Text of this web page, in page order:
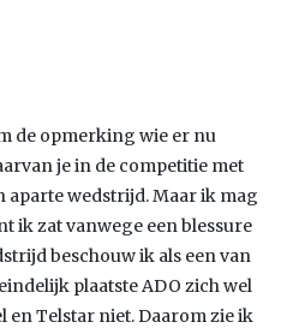
de opmerking wie er nu
je in de competitie met
aparte wedstrijd. Maar ik mag
ik zat vanwege een blessure
beschouw ik als een van
plaatste ADO zich wel
en Telstar niet. Daarom zie ik